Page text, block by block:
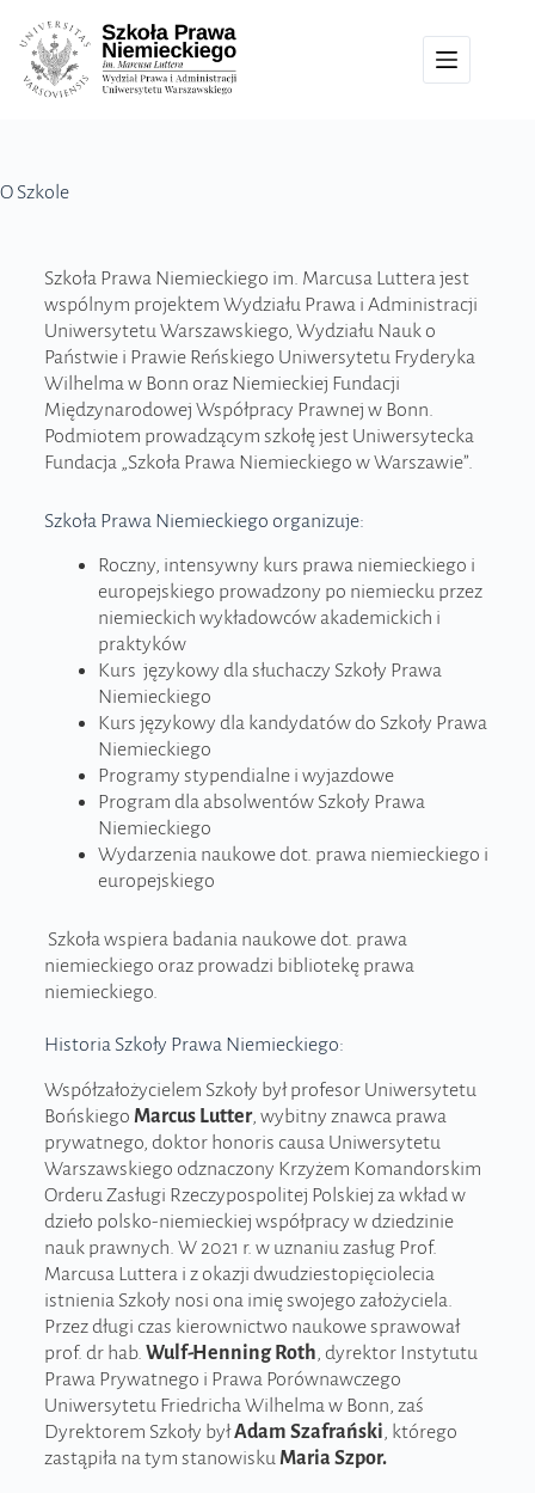
O Szkole
Szkoła Prawa Niemieckiego im. Marcusa Luttera jest
wspólnym projektem Wydziału Prawa i Administracji
Uniwersytetu Warszawskiego, Wydziału Nauk o
Państwie i Prawie Reńskiego Uniwersytetu Fryderyka
Wilhelma w Bonn oraz Niemieckiej Fundacji
Międzynarodowej Współpracy Prawnej w Bonn.
Podmiotem prowadzącym szkołę jest Uniwersytecka
Fundacja „Szkoła Prawa Niemieckiego w Warszawie”.
Szkoła Prawa Niemieckiego organizuje:
Roczny, intensywny kurs prawa niemieckiego i
europejskiego prowadzony po niemiecku przez
niemieckich wykładowców akademickich i
praktyków
Kurs językowy dla słuchaczy Szkoły Prawa
Niemieckiego
Kurs językowy dla kandydatów do Szkoły Prawa
Niemieckiego
Programy stypendialne i wyjazdowe
Program dla absolwentów Szkoły Prawa
Niemieckiego
Wydarzenia naukowe dot. prawa niemieckiego i
europejskiego
Szkoła wspiera badania naukowe dot. prawa
niemieckiego oraz prowadzi bibliotekę prawa
niemieckiego.
Historia Szkoły Prawa Niemieckiego:
Współzałożycielem Szkoły był profesor Uniwersytetu
Bońskiego Marcus Lutter, wybitny znawca prawa
prywatnego, doktor honoris causa Uniwersytetu
Warszawskiego odznaczony Krzyżem Komandorskim
Orderu Zasługi Rzeczypospolitej Polskiej za wkład w
dzieło polsko-niemieckiej współpracy w dziedzinie
nauk prawnych. W 2021 r. w uznaniu zasług Prof.
Marcusa Luttera i z okazji dwudziestopięciolecia
istnienia Szkoły nosi ona imię swojego założyciela.
Przez długi czas kierownictwo naukowe sprawował
prof. dr hab. Wulf-Henning Roth, dyrektor Instytutu
Prawa Prywatnego i Prawa Porównawczego
Uniwersytetu Friedricha Wilhelma w Bonn, zaś
Dyrektorem Szkoły byłAdam Szafrański, którego
zastąpiła na tym stanowiskuMaria Szpor.